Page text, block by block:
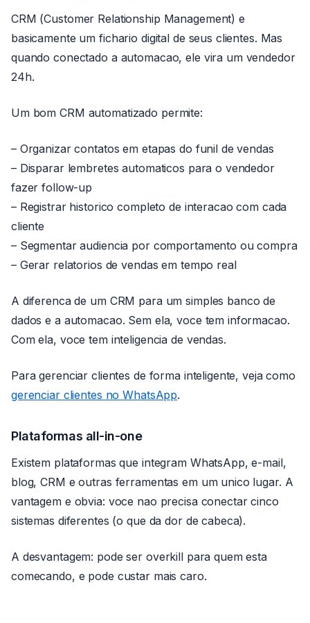
CRM (Customer Relationship Management) e
basicamente um fichario digital de seus clientes. Mas
quando conectado a automacao, ele vira um vendedor
24h.
Um bom CRM automatizado permite:
– Organizar contatos em etapas do funil de vendas
– Disparar lembretes automaticos para o vendedor
fazer follow-up
– Registrar historico completo de interacao com cada
cliente
– Segmentar audiencia por comportamento ou compra
– Gerar relatorios de vendas em tempo real
A diferenca de um CRM para um simples banco de
dados e a automacao. Sem ela, voce tem informacao.
Com ela, voce tem inteligencia de vendas.
Para gerenciar clientes de forma inteligente, veja como
gerenciar clientes no WhatsApp.
Plataformas all-in-one
Existem plataformas que integram WhatsApp, e-mail,
blog, CRM e outras ferramentas em um unico lugar. A
vantagem e obvia: voce nao precisa conectar cinco
sistemas diferentes (o que da dor de cabeca).
A desvantagem: pode ser overkill para quem esta
comecando, e pode custar mais caro.